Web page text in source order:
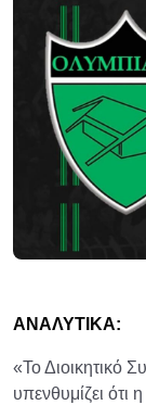
ΑΝΑΛΥΤΙΚΑ:
«Το Διοικητικό
υπενθυμίζει ότι